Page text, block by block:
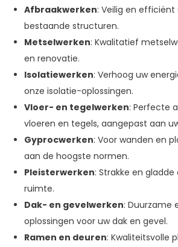
Afbraakwerken: Veilig en efficiënt
bestaande structuren.
Metselwerken: Kwalitatief
en renovatie.
Isolatiewerken: Verhoog uw
onze isolatie-oplossingen.
Vloer- en tegelwerken: Perfecte
vloeren en tegels, aangepast aan
Gyprocwerken: Voor wanden en
aan de hoogste normen.
Pleisterwerken: Strakke en
ruimte.
Dak- en gevelwerken: Duurzame
oplossingen voor uw dak en gevel.
Ramen en deuren: Kwaliteitsvolle